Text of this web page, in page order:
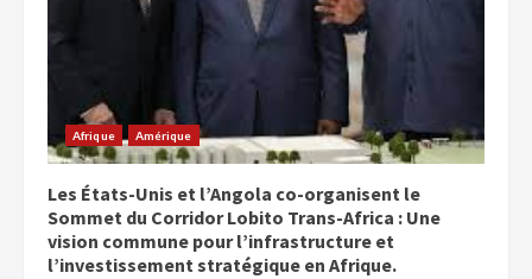
Afrique Amérique
Les États-Unis et l’Angola co-organisent le
Sommet du Corridor Lobito Trans-Africa : Une
vision commune pour l’infrastructure et
l’investissement stratégique en Afrique.